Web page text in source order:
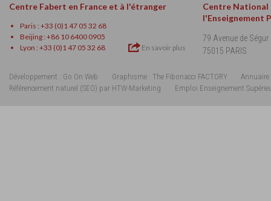
Centre Fabert en France et à l'étranger
Paris : +33 (0)1 47 05 32 68
Beijing : +86 10 6400 0905
Lyon : +33 (0)1 47 05 32 68
En savoir plus
Centre National
l'Enseignement
79 Avenue de Ségur
75015 PARIS
Développement : Go On Web Graphisme : The Fibonacci FACTORY
Annuaire
Référencement naturel (SEO) par HTW-Marketing
Emploi Enseignement